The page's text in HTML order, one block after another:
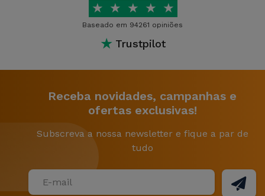
★ ★ ★ ★ ★
Baseado em 94261 opiniões
★ Trustpilot
Receba novidades, campanhas e
ofertas exclusivas!
Subscreva a nossa newsletter e fique a par de
tudo